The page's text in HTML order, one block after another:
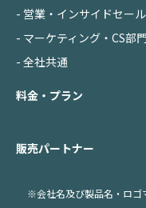
- 営業・インサイドセー
- マーケティング・CS部
- 全社共通
料金・プラン
販売パートナー
※会社名及び製品名・ロゴ